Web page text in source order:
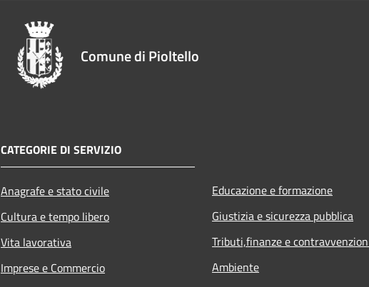
Comune di Pioltello
CATEGORIE DI SERVIZIO
Anagrafe e stato civile
Cultura e tempo libero
Vita lavorativa
Imprese e Commercio
Educazione e formazione
Giustizia e sicurezza pubblica
Tributi,finanze e
Ambiente